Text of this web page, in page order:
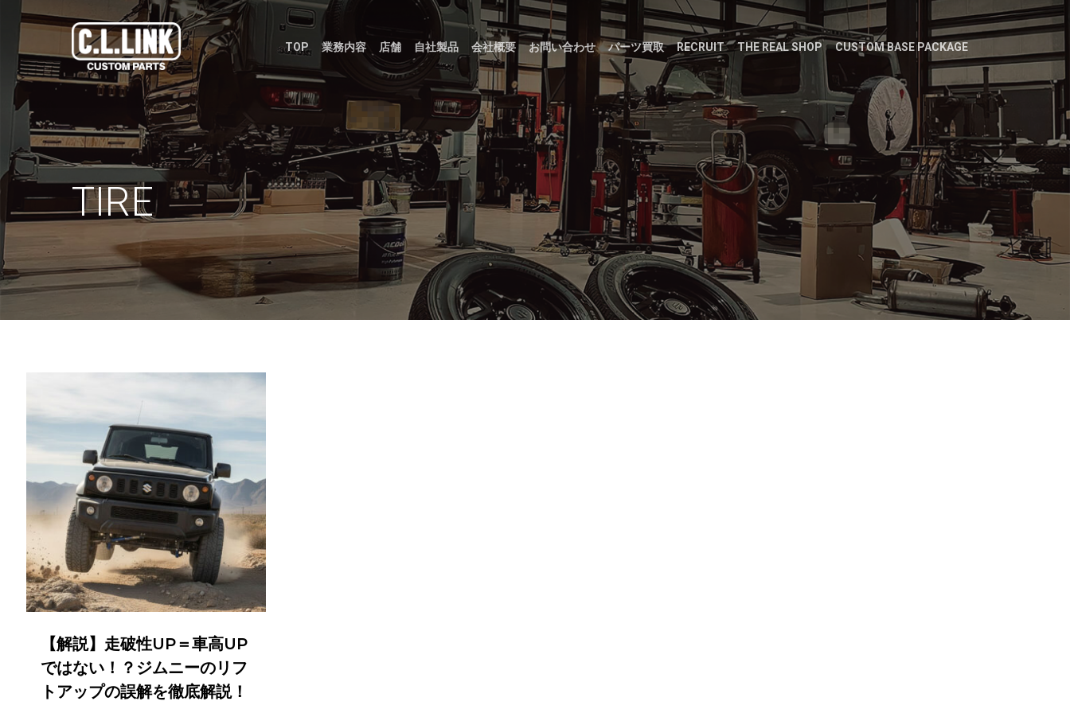
Skip
main
content
TOP 業務内容 店舗 自社製品 会社概要 お問い合わせ パーツ買取 RECRUIT THE REAL SHOP CUSTOM BASE PACKAGE
TIRE
【解説】走破性UP＝車高UP
ではない！？ジムニーのリフ
トアップの誤解を徹底解説！